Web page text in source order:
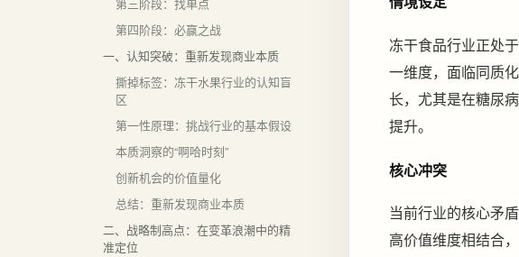
第四阶段：必赢之战
一、认知突破：重新发现商业本质
撕掉标签：冻干水果行业的认知盲
区
第一性原理：挑战行业的基本假设
本质洞察的“啊哈时刻”
创新机会的价值量化
总结：重新发现商业本质
二、战略制高点：在变革浪潮中的精
准定位
冻干食品行业正处
一维度，面临同质
长，尤其是在糖尿
提升。
核心冲突
当前行业的核心矛
高价值维度相结合